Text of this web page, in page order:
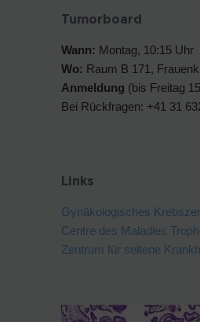
Tumorboard
Wann: Montag, 10:15 Uhr
Wo: Raum B 171,
Anmeldung (bis Freitag
Bei Rückfragen: +41 31
Links
Gynäkologisches
Centre des Maladies
Zentrum für seltene